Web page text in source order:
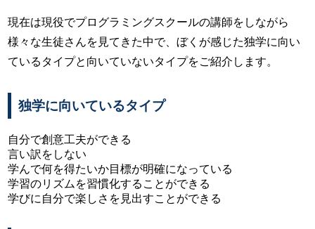
現在は現役でプログラミングスクールの講師をしながら
様々な生徒さんを見てきた中で、ぼくが感じた独学に向い
ているタイプと向いていないタイプをご紹介します。
独学に向いているタイプ
自分で創意工夫ができる
言い訳をしない
学んで何を得たいか目標が明確になっている
学習のリズムを習慣化することができる
学びに自分で楽しさを見出すことができる